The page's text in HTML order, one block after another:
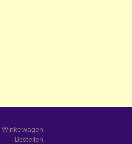
Winkelwagen
Bestellen